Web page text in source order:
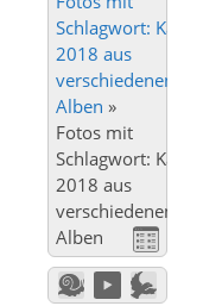
Schlagwort:
2018 aus
verschiedenen
Alben »
Fotos mit
Schlagwort:
2018 aus
verschiedenen
Alben